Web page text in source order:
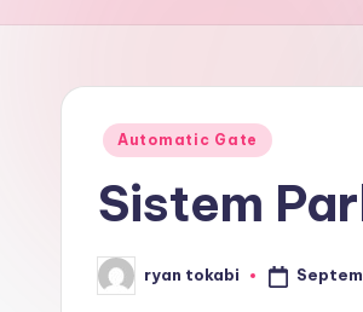
l
Posted
Automatic Gate
Sistem
Posted
by
ryan tokabi